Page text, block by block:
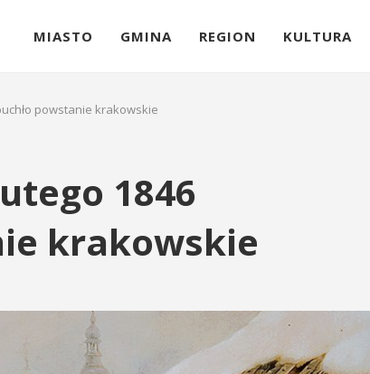
MIASTO GMINA REGION KULTURA
powstanie krakowskie
1846
krakowskie